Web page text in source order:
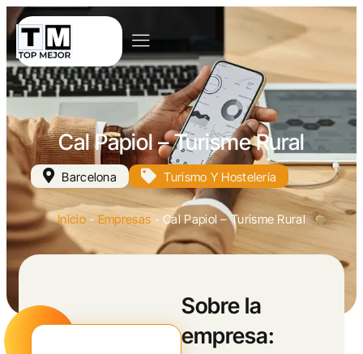
Cal Papiol – Turisme Rural
Barcelona Turismo Y Hostelería
Inicio- Empresas -Cal Papiol – Turisme Rural
Sobre la
empresa: